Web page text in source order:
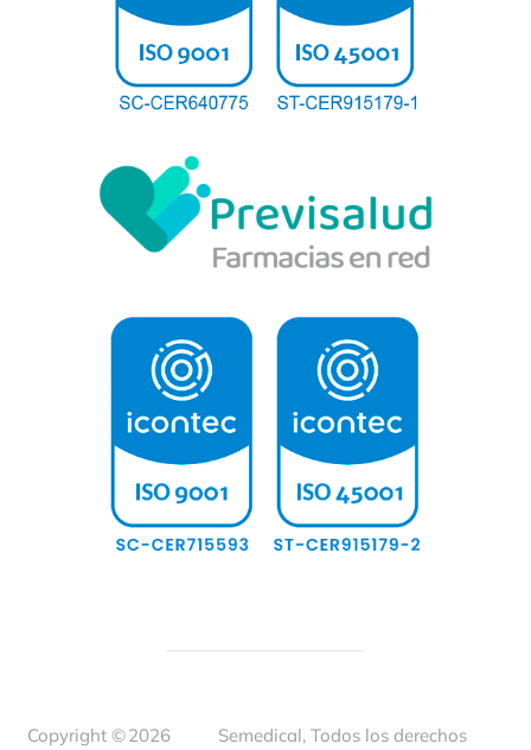
Copyright ©2026
Semedical, Todos los derechos